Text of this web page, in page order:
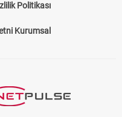
Politikası
Kurumsal